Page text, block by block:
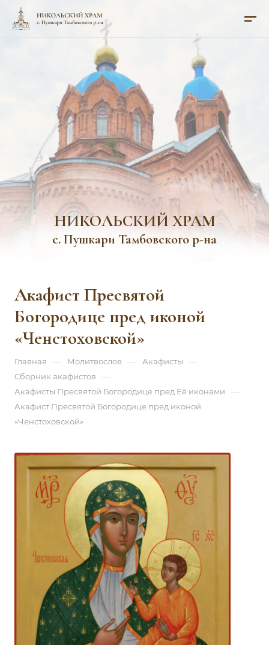
НИКОЛЬСКИЙ ХРАМ
с. Пушкари Тамбовского р-на
Акафист Пресвятой
Богородице пред иконой
«Ченстоховской»
Главная — Молитвослов — Акафисты —
Сборник акафистов —
Акафисты Пресвятой Богородице пред Её иконами —
Акафист Пресвятой Богородице пред иконой
«Ченстоховской»